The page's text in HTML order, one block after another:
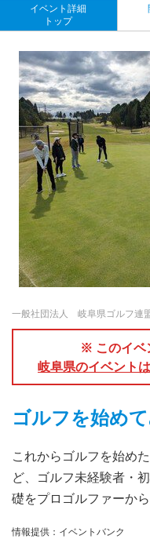
イベント詳細
トップ
一般社団法人 岐阜県ゴルフ連
※ このイベ
岐阜県のイベント
ゴルフを始め
これからゴルフを始め
ど、ゴルフ未経験者・
礎をプロゴルファーから
情報提供：イベントバンク